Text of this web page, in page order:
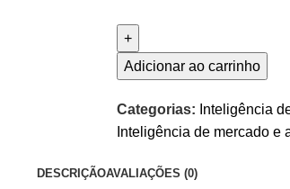
Adicionar ao carrinho
Categorias: Inteligência
Inteligência de mercado e
DESCRIÇÃOAVALIAÇÕES (0)